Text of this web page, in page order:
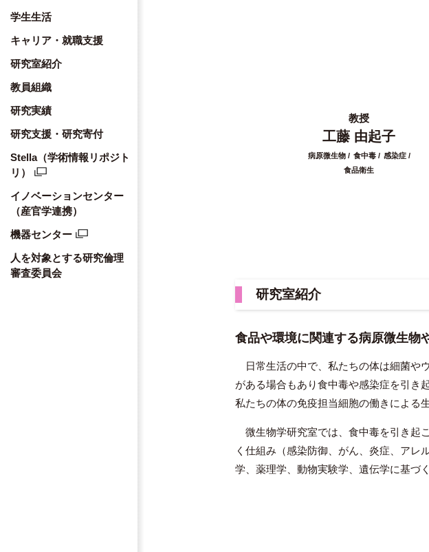
学生生活
キャリア・就職支援
研究室紹介
教員組織
研究実績
研究支援・研究寄付
Stella（学術情報リポジト
リ）
イノベーションセンター
（産官学連携）
機器センター
人を対象とする研究倫理
審査委員会
教授
工藤 由起子
病原微生物 食中毒
感染症
食品衛生
研究室紹介
食品や環境に関連する病原微生物
日常生活の中で、私たちの体は細菌や
がある場合もあり食中毒や感染症を引き
私たちの体の免疫担当細胞の働きによる
微生物学研究室では、食中毒を引き起
く仕組み（感染防御、がん、炎症、アレ
学、薬理学、動物実験学、遺伝学に基づ